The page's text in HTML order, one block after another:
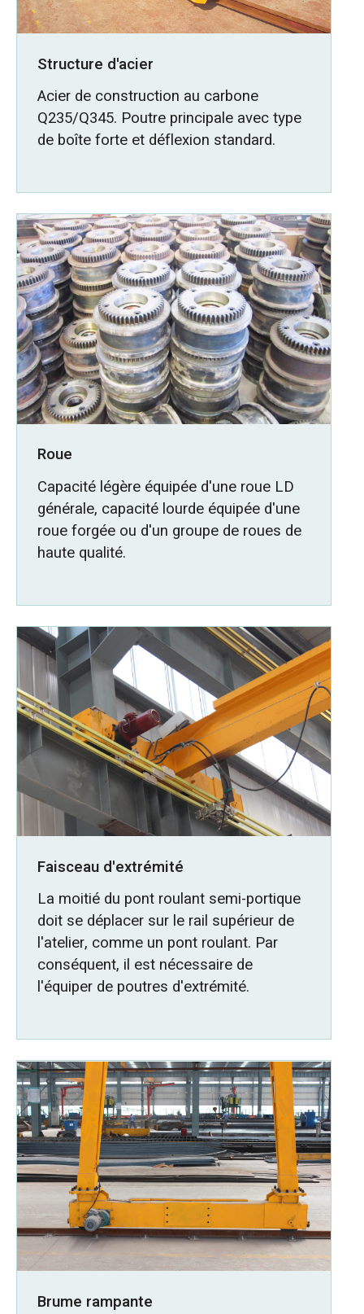
Structure d'acier
Acier de construction au carbone
Q235/Q345. Poutre principale avec type
de boîte forte et déflexion standard.
Roue
Capacité légère équipée d'une roue LD
générale, capacité lourde équipée d'une
roue forgée ou d'un groupe de roues de
haute qualité.
Faisceau d'extrémité
La moitié du pont roulant semi-portique
doit se déplacer sur le rail supérieur de
l'atelier, comme un pont roulant. Par
conséquent, il est nécessaire de
l'équiper de poutres d'extrémité.
Brume rampante